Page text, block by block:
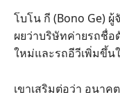
โบโน กี (Bono Ge) ผู้
ผยว่าบริษัทค่ายรถชื่อ
ใหม่และรถอีวีเพิ่มขึ้น
เขาเสริมต่อว่า อนา